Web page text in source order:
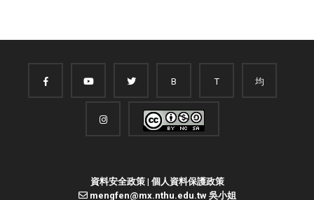
B T 均
資料安全政策| 個人資料保護政策
mengfen@mx.nthu.edu.tw 吳小姐